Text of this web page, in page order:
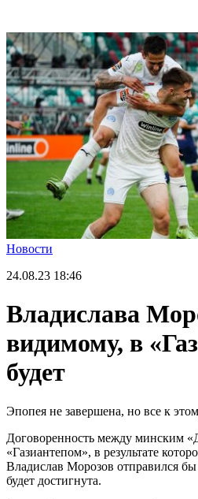
Новости
24.08.23 18:46
Владислава
видимому, в
будет
Эпопея не завершена, но все к
Договоренность между минским
«Газиантепом», в результате
Владислав Морозов отправился
будет достигнута.